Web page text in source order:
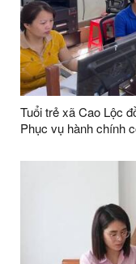
Tuổi trẻ xã Cao Lộc
Phục vụ hành chính